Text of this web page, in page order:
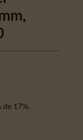
de 17%.